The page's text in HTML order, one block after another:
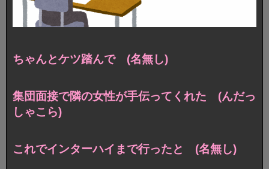
ちゃんとケツ踏んで (名無し)
集団面接で隣の女性が手伝ってくれた (んだっ
しゃこら)
これでインターハイまで行ったと (名無し)